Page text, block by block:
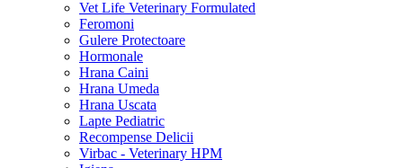
Vet Life Veterinary Formulated
Feromoni
Gulere Protectoare
Hormonale
Hrana Caini
Hrana Umeda
Hrana Uscata
Lapte Pediatric
Recompense Delicii
Virbac - Veterinary HPM